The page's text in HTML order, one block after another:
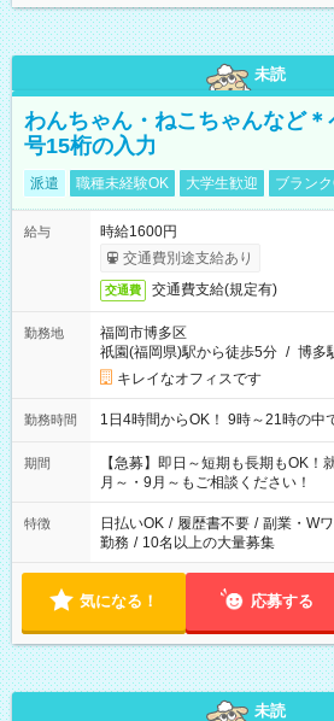
未読
わんちゃん・ねこちゃんなど
号15桁の入力
派遣 職種未経験OK 大学生歓迎 ブラン
給与
時給1600円
交通費別途支給あり
交通費 交通費支給(規定有)
勤務地
福岡市博多区
祇園(福岡県)駅から徒歩5分 / 博多
キレイなオフィスです
勤務時間 1日4時間からOK！ 9時～21時の中
期間
【急募】即日～短期も長期もOK！
月～・9月～もご相談ください！
特徴 日払いOK / 履歴書不要 / 副業・W
勤務 / 10名以上の大量募集
気になる！ 応募する
未読